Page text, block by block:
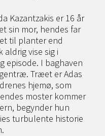
Kazantzakis er 16 år
sin mor, hendes far
til planter end
vise sig i
episode. I baghaven
Træet er Adas
hjemø, som
moster kommer
begynder hun
turbulente historie